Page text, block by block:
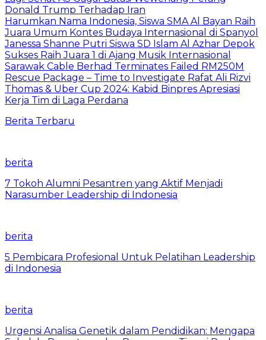
Donald Trump Terhadap Iran
Harumkan Nama Indonesia, Siswa SMA Al Bayan Raih
Juara Umum Kontes Budaya Internasional di Spanyol
Janessa Shanne Putri Siswa SD Islam Al Azhar Depok
Sukses Raih Juara 1 di Ajang Musik Internasional
Sarawak Cable Berhad Terminates Failed RM250M
Rescue Package – Time to Investigate Rafat Ali Rizvi
Thomas & Uber Cup 2024: Kabid Binpres Apresiasi
Kerja Tim di Laga Perdana
Berita Terbaru
berita
7 Tokoh Alumni Pesantren yang Aktif Menjadi
Narasumber Leadership di Indonesia
berita
5 Pembicara Profesional Untuk Pelatihan Leadership
di Indonesia
berita
Urgensi Analisa Genetik dalam Pendidikan: Mengapa